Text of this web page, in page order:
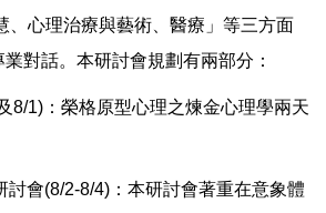
、心理治療與藝術、醫療」等三方面
對話。本研討會規劃有兩部分：
8/1)：榮格原型心理之煉金心理學兩天
討會(8/2-8/4)：本研討會著重在意象體